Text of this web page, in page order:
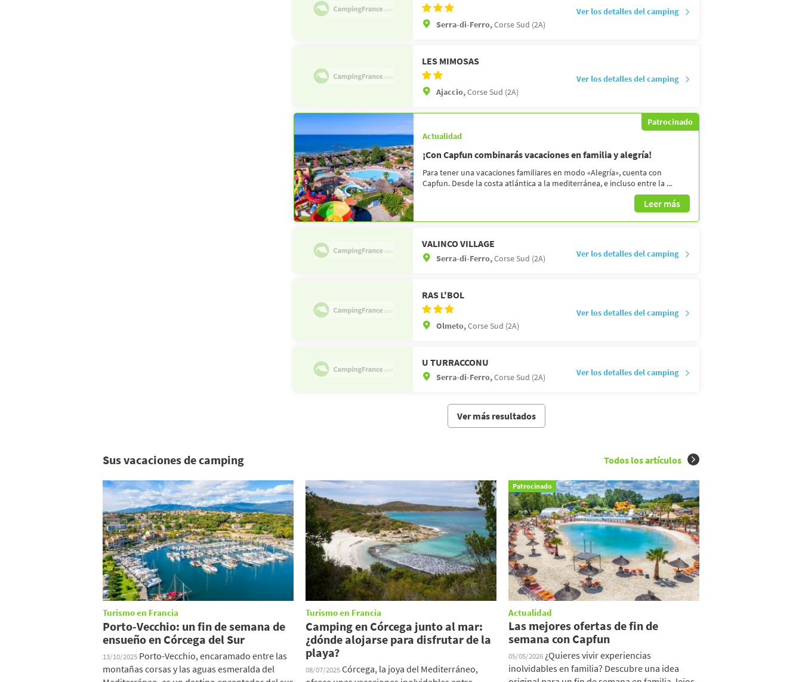
Serra-di-Ferro,Corse Sud (2A)
Ver los detalles del camping
LES MIMOSAS
Ajaccio,Corse Sud (2A)
Ver los detalles del camping
Patrocinado
Actualidad
¡Con Capfun combinarás vacaciones en familia y alegría!
Para tener una vacaciones familiares en modo «Alegría», cuenta con
Capfun. Desde la costa atlántica a la mediterránea, e incluso entre la ...
Leer más
VALINCO VILLAGE
Serra-di-Ferro,Corse Sud (2A) Ver los detalles del camping
RAS L'BOL
Olmeto,Corse Sud (2A)
Ver los detalles del camping
U TURRACCONU
Serra-di-Ferro,Corse Sud (2A) Ver los detalles del camping
Ver más resultados
Sus vacaciones de camping Todos los artículos
Turismo en Francia
Porto-Vecchio: un fin de semana de
ensueño en Córcega del Sur
13/10/2025 Porto-Vecchio, encaramado entre las
montañas corsas y las aguas esmeralda del
Turismo en Francia
Camping en Córcega junto al mar:
¿dónde alojarse para disfrutar de la
playa?
08/07/2025Córcega, la joya del Mediterráneo,
Patrocinado
Actualidad
Las mejores ofertas de fin de
semana con Capfun
05/05/2026 ¿Quieres vivir experiencias
inolvidables en familia? Descubre una idea